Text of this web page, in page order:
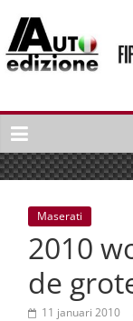
naar
inhoud
Auto
La
Gazetta
dell'Automobile
Italiana
Italiaans
autonieuws
Maserati
2010
de
11 januari 2010